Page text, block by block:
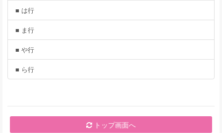
■ は行
■ ま行
■ や行
■ ら行
トップ画面へ